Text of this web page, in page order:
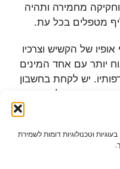
וטכנולוגיות דומות לשמירת
מחמירה ותהיה
מטפלים בכל עת.
של הקשיש וצרכיו
יותר עם אחד המינים
יש לקחת בחשבון
המיוחדים. לדוגמא:
ברחצה, נשיאה